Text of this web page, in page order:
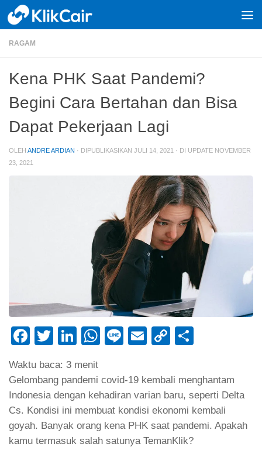
Skip to content
RAGAM
Kena PHK Saat Pandemi?
Begini Cara Bertahan dan Bisa
Dapat Pekerjaan Lagi
OLEH ANDRE ARDIAN · DIPUBLIKASIKAN JULI 14, 2021 · DI UPDATE NOVEMBER
23, 2021
Facebook
TwitterLinkedIn
WhatsApp
LineEmailCopy
Waktu baca: 3 menit
Gelombang pandemi covid-19 kembali menghantam
Indonesia dengan kehadiran varian baru, seperti Delta
Cs. Kondisi ini membuat kondisi ekonomi kembali
goyah. Banyak orang kena PHK saat pandemi. Apakah
kamu termasuk salah satunya TemanKlik?